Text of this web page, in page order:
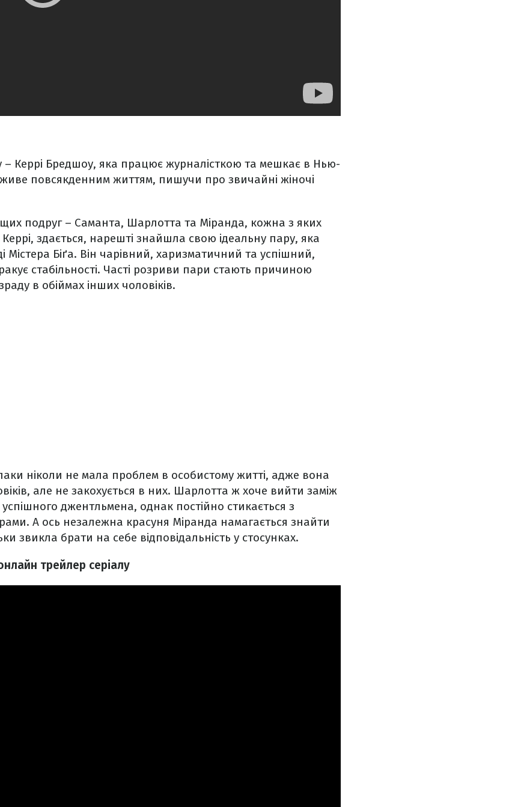
– Керрі Бредшоу, яка працює журналісткою та мешкає в Нью-
повсякденним життям, пишучи про звичайні жіночі
подруг – Саманта, Шарлотта та Міранда, кожна з яких
здається, нарешті знайшла свою ідеальну пару, яка
Містера Біґа. Він чарівний, харизматичний та успішний,
стабільності. Часті розриви пари стають причиною
в обіймах інших чоловіків.
ніколи не мала проблем в особистому житті, адже вона
але не закохується в них. Шарлотта ж хоче вийти заміж
джентльмена, однак постійно стикається з
А ось незалежна красуня Міранда намагається знайти
звикла брати на себе відповідальність у стосунках.
трейлер серіалу